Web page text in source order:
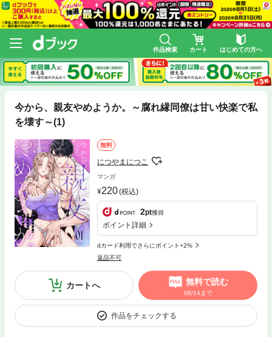
作品検索 カート はじめての方へ
今から、親友やめようか。～腐れ縁同僚は甘い快楽で私
を壊す～(1)
無料
につやまにつこ
マンガ
220(税込)
2pt獲得
ポイント詳細
dカード利用でさらにポイント+2%
返品不可
カートへ 無料で読む
08/14まで
作品をチェックする